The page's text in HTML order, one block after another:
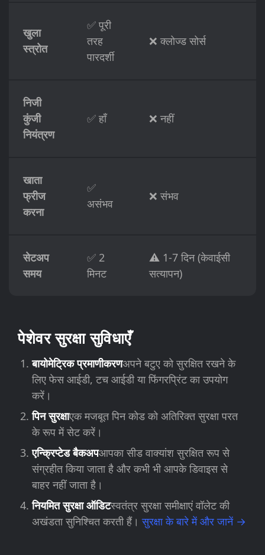
खुला
स्त्रोत
✅ पूरी
तरह
पारदर्शी
❌ क्लोज्ड सोर्स
निजी
कुंजी
नियंत्रण
✅ हाँ ❌ नहीं
खाता
फ्रीज
करना
✅
असंभव
❌ संभव
सेटअप
समय
✅ 2
मिनट
⚠️ 1-7 दिन (केवाईसी
सत्यापन)
पेशेवर सुरक्षा सुविधाएँ
बायोमेट्रिक प्रमाणीकरणअपने बटुए को सुरक्षित रखने के
लिए फेस आईडी, टच आईडी या फिंगरप्रिंट का उपयोग
करें।
पिन सुरक्षाएक मजबूत पिन कोड को अतिरिक्त सुरक्षा परत
के रूप में सेट करें।
एन्क्रिप्टेड बैकअपआपका सीड वाक्यांश सुरक्षित रूप से
संग्रहीत किया जाता है और कभी भी आपके डिवाइस से
बाहर नहीं जाता है।
नियमित सुरक्षा ऑडिटस्वतंत्र सुरक्षा समीक्षाएं वॉलेट की
अखंडता सुनिश्चित करती हैं।सुरक्षा के बारे में और जानें →